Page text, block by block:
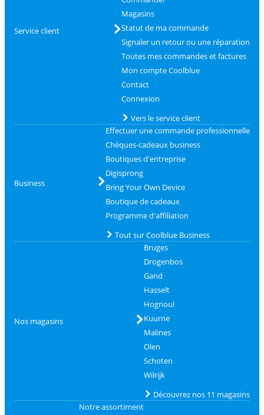
Service client
Magasins
Statut de ma commande
Signaler un retour ou une réparation
Toutes mes commandes et factures
Mon compte Coolblue
Contact
Connexion
Vers le service client
Business
Effectuer une commande professionnelle
Chèques-cadeaux business
Boutiques d'entreprise
Digisprong
Bring Your Own Device
Boutique de cadeaux
Programme d'affiliation
Tout sur Coolblue Business
Nos magasins
Bruges
Drogenbos
Gand
Hasselt
Hognoul
Kuurne
Malines
Olen
Schoten
Wilrijk
Découvrez nos 11 magasins
Notre assortiment